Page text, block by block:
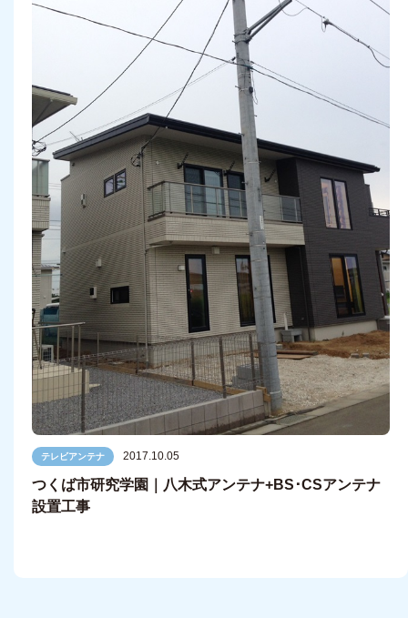
テレビアンテナ 2017.10.05
つくば市研究学園｜八木式アンテナ+BS･CSアンテナ
設置工事